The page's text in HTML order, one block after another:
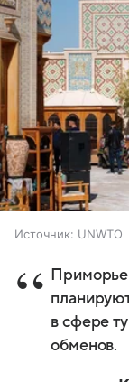
Источник: UNWTO
Приморье
в сфере
обменов.